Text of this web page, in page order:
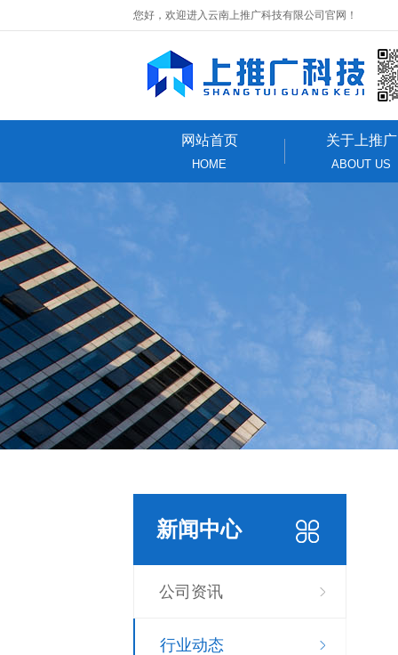
您好，欢迎进入云南上推广科技有限公司官网！
网站首页
HOME
关于上推广
ABOUT US
新闻中心
公司资讯
行业动态